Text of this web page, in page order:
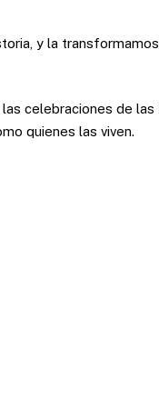
y la
las celebraciones de las
quienes las viven.